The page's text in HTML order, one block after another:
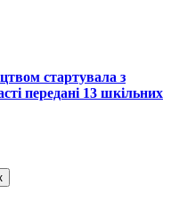
стартувала з
передані 13 шкільних